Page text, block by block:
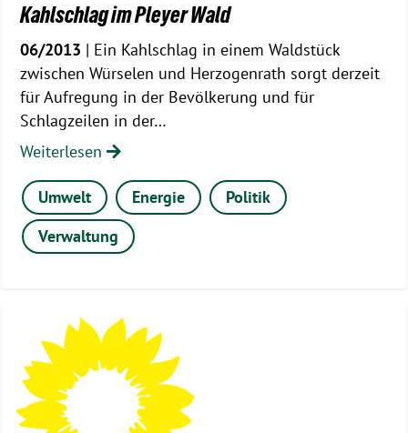
Kahlschlag im Pleyer Wald
06/2013 | Ein Kahlschlag in einem Waldstück
zwischen Würselen und Herzogenrath sorgt derzeit
für Aufregung in der Bevölkerung und für
Schlagzeilen in der…
Weiterlesen
Umwelt Energie
Politik
Verwaltung